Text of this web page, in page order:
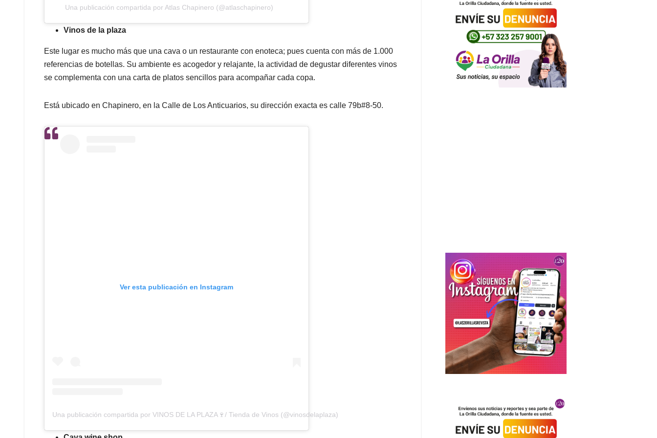
Una publicación compartida por Atlas Chapinero (@atlaschapinero)
Vinos de la plaza
Este lugar es mucho más que una cava o un restaurante con enoteca; pues cuenta con más de 1.000
referencias de botellas. Su ambiente es acogedor y relajante, la actividad de degustar diferentes vinos
se complementa con una carta de platos sencillos para acompañar cada copa.
Está ubicado en Chapinero, en la Calle de Los Anticuarios, su dirección exacta es calle 79b#8-50.
Ver esta publicación en Instagram
Una publicación compartida por VINOS DE LA PLAZA🍷/ Tienda de Vinos (@vinosdelaplaza)